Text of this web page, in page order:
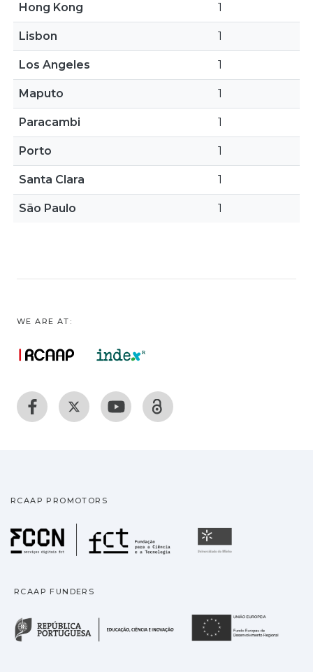
Hong Kong 1
Lisbon 1
Los Angeles 1
Maputo 1
Paracambi 1
Porto 1
Santa Clara 1
São Paulo 1
WE ARE AT:
RCAAP PROMOTORS
Fundação para a
RCAAP FUNDERS
República Portuguesa